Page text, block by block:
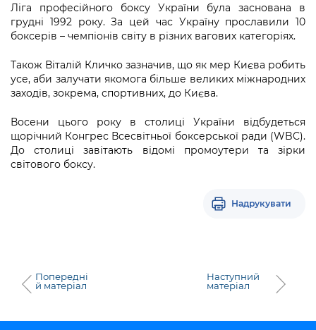
Ліга професійного боксу України була заснована в
грудні 1992 року. За цей час Україну прославили 10
боксерів – чемпіонів світу в різних вагових категоріях.
Також Віталій Кличко зазначив, що як мер Києва робить
усе, аби залучати якомога більше великих міжнародних
заходів, зокрема, спортивних, до Києва.
Восени цього року в столиці України відбудеться
щорічний Конгрес Всесвітньої боксерської ради (WBC).
До столиці завітають відомі промоутери та зірки
світового боксу.
Надрукувати
Попередні
й матеріал
Наступний
матеріал